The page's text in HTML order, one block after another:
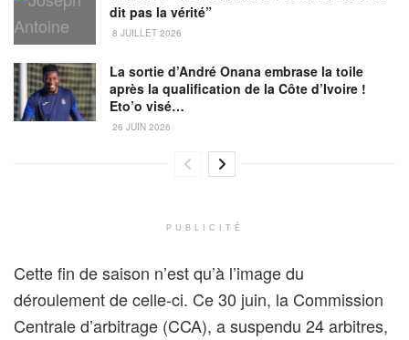
dit pas la vérité”
8 JUILLET 2026
La sortie d’André Onana embrase la toile
après la qualification de la Côte d’Ivoire !
Eto’o visé…
26 JUIN 2026
PUBLICITÉ
Cette fin de saison n’est qu’à l’image du
déroulement de celle-ci. Ce 30 juin, la Commission
Centrale d’arbitrage (CCA), a suspendu 24 arbitres,